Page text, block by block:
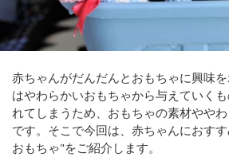
赤ちゃんがだんだんとおもちゃに興味
はやわらかいおもちゃから与えていく
れてしまうため、おもちゃの素材やや
です。そこで今回は、赤ちゃんにおす
おもちゃ"をご紹介します。